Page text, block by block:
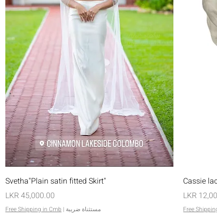
Cassie
Free
العرض السريع"Svetha"Plain satin fitted Skirt
السعر
مستثناة ضريبة |
Free Shipping in Cmb